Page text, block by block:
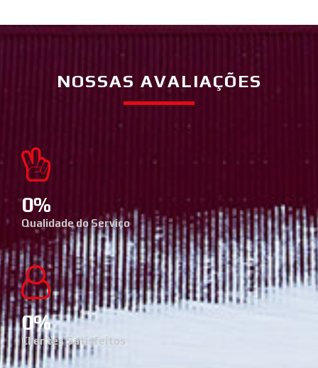
NOSSAS AVALIAÇÕES
0
Qualidade do Serviço
0
Clientes Satisfeitos